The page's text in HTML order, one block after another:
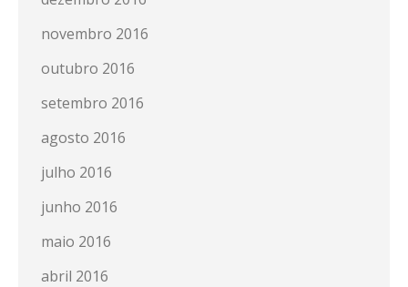
novembro 2016
outubro 2016
setembro 2016
agosto 2016
julho 2016
junho 2016
maio 2016
abril 2016